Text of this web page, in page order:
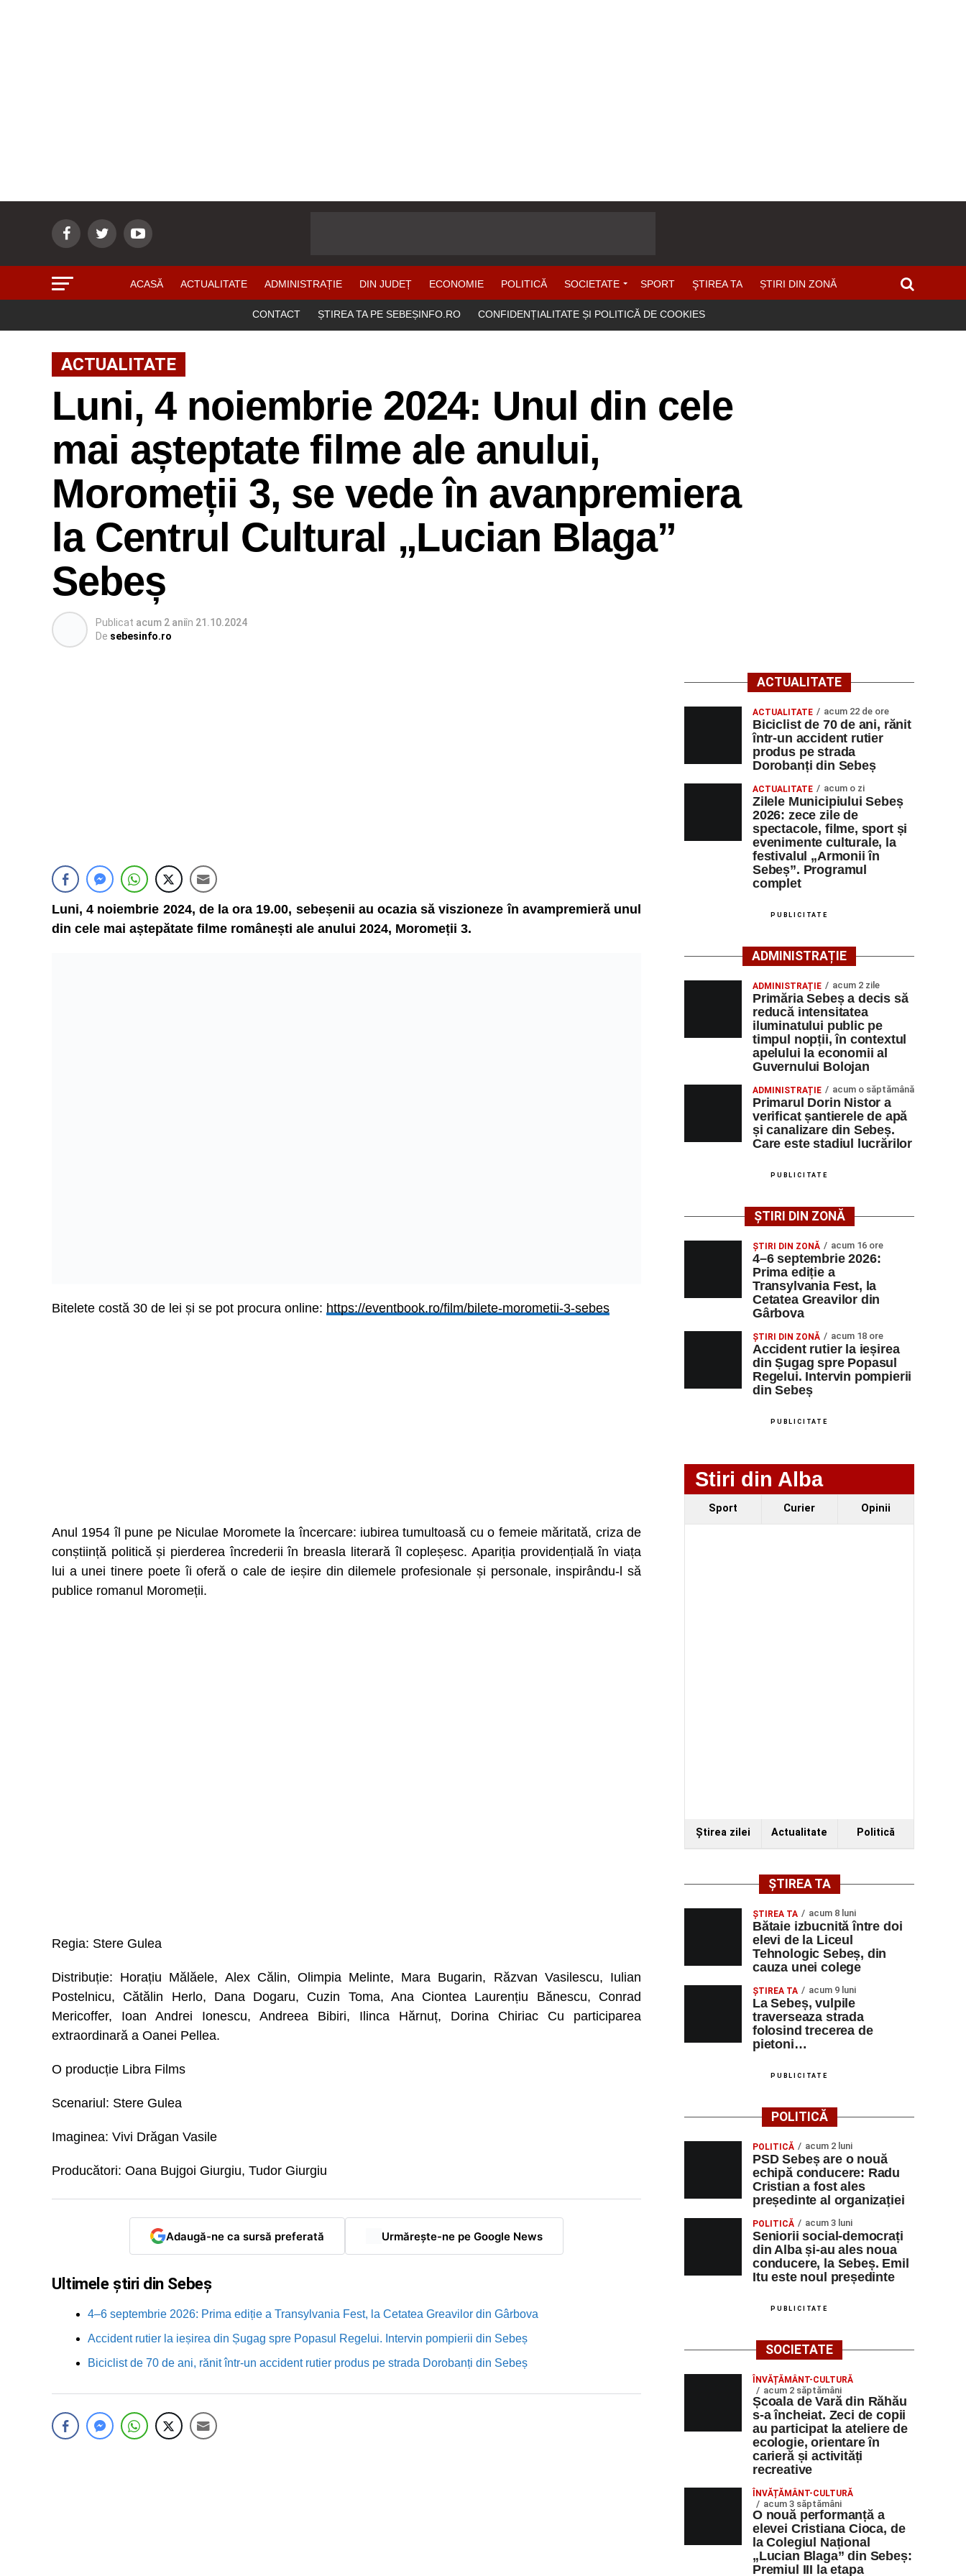
ACASĂ ACTUALITATE ADMINISTRAȚIE DIN JUDEȚ ECONOMIE POLITICĂ SOCIETATE SPORT ŞTIREA TA ȘTIRI DIN ZONĂ
CONTACT ȘTIREA TA PE SEBEȘINFO.RO CONFIDENȚIALITATE ȘI POLITICĂ DE COOKIES
ACTUALITATE
Luni, 4 noiembrie 2024: Unul din cele
mai așteptate filme ale anului,
Moromeții 3, se vede în avanpremiera
la Centrul Cultural „Lucian Blaga”
Sebeș
Publicat acum 2 aniîn 21.10.2024
De sebesinfo.ro
Luni, 4 noiembrie 2024, de la ora 19.00, sebeșenii au ocazia să viszioneze în avampremieră unul
din cele mai aștepătate filme românești ale anului 2024, Moromeții 3.
Bitelete costă 30 de lei și se pot procura online: https://eventbook.ro/film/bilete-morometii-3-sebes
Anul 1954 îl pune pe Niculae Moromete la încercare: iubirea tumultoasă cu o femeie măritată, criza de
conștiință politică și pierderea încrederii în breasla literară îl copleșesc. Apariția providențială în viața
lui a unei tinere poete îi oferă o cale de ieșire din dilemele profesionale și personale, inspirându-l să
publice romanul Moromeții.
Regia: Stere Gulea
Distribuție: Horațiu Mălăele, Alex Călin, Olimpia Melinte, Mara Bugarin, Răzvan Vasilescu, Iulian
Postelnicu, Cătălin Herlo, Dana Dogaru, Cuzin Toma, Ana Ciontea Laurențiu Bănescu, Conrad
Mericoffer, Ioan Andrei Ionescu, Andreea Bibiri, Ilinca Hărnuț, Dorina Chiriac Cu participarea
extraordinară a Oanei Pellea.
O producție Libra Films
Scenariul: Stere Gulea
Imaginea: Vivi Drăgan Vasile
Producători: Oana Bujgoi Giurgiu, Tudor Giurgiu
Adaugă-ne ca sursă preferată Urmărește-ne pe Google News
Ultimele știri din Sebeș
4–6 septembrie 2026: Prima ediție a Transylvania Fest, la Cetatea Greavilor din Gârbova
Accident rutier la ieșirea din Șugag spre Popasul Regelui. Intervin pompierii din Sebeș
Biciclist de 70 de ani, rănit într-un accident rutier produs pe strada Dorobanți din Sebeș
ACTUALITATE
ACTUALITATE acum 22 de ore
Biciclist de 70 de ani, rănit
într-un accident rutier
produs pe strada
Dorobanți din Sebeș
ACTUALITATE acum o zi
Zilele Municipiului Sebeș
2026: zece zile de
spectacole, filme, sport și
evenimente culturale, la
festivalul „Armonii în
Sebeș”. Programul
complet
PUBLICITATE
ADMINISTRAȚIE
ADMINISTRAȚIE acum 2 zile
Primăria Sebeș a decis să
reducă intensitatea
iluminatului public pe
timpul nopții, în contextul
apelului la economii al
Guvernului Bolojan
ADMINISTRAȚIE acum o săptămână
Primarul Dorin Nistor a
verificat șantierele de apă
și canalizare din Sebeș.
Care este stadiul lucrărilor
PUBLICITATE
ȘTIRI DIN ZONĂ
ȘTIRI DIN ZONĂ acum 16 ore
4–6 septembrie 2026:
Prima ediție a
Transylvania Fest, la
Cetatea Greavilor din
Gârbova
ȘTIRI DIN ZONĂ acum 18 ore
Accident rutier la ieșirea
din Șugag spre Popasul
Regelui. Intervin pompierii
din Sebeș
PUBLICITATE
Stiri din Alba
Sport Curier Opinii
Ştirea zilei Actualitate Politică
ȘTIREA TA
ŞTIREA TA acum 8 luni
Bătaie izbucnită între doi
elevi de la Liceul
Tehnologic Sebeș, din
cauza unei colege
ŞTIREA TA acum 9 luni
La Sebeș, vulpile
traverseaza strada
folosind trecerea de
pietoni…
PUBLICITATE
POLITICĂ
POLITICĂ acum 2 luni
PSD Sebeș are o nouă
echipă conducere: Radu
Cristian a fost ales
președinte al organizației
POLITICĂ acum 3 luni
Seniorii social-democrați
din Alba și-au ales noua
conducere, la Sebeș. Emil
Itu este noul președinte
PUBLICITATE
SOCIETATE
ÎNVĂȚĂMÂNT-CULTURĂ
acum 2 săptămâni
Școala de Vară din Răhău
s-a încheiat. Zeci de copii
au participat la ateliere de
ecologie, orientare în
carieră și activități
recreative
ÎNVĂȚĂMÂNT-CULTURĂ
acum 3 săptămâni
O nouă performanță a
elevei Cristiana Cioca, de
la Colegiul Național
„Lucian Blaga” din Sebeș:
Premiul III la etapa